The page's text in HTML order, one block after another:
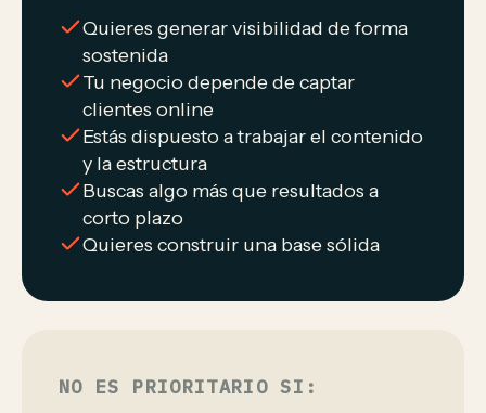
Quieres generar visibilidad de forma
sostenida
Tu negocio depende de captar
clientes online
Estás dispuesto a trabajar el contenido
y la estructura
Buscas algo más que resultados a
corto plazo
Quieres construir una base sólida
NO ES PRIORITARIO SI: